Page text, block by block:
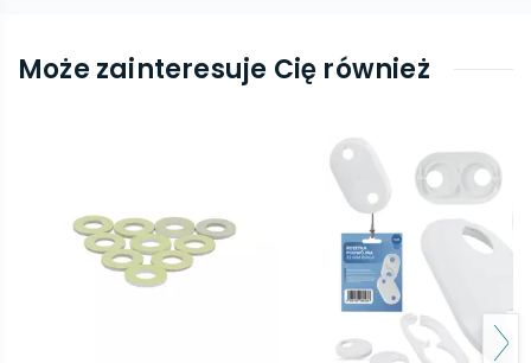
Może zainteresuje Cię również